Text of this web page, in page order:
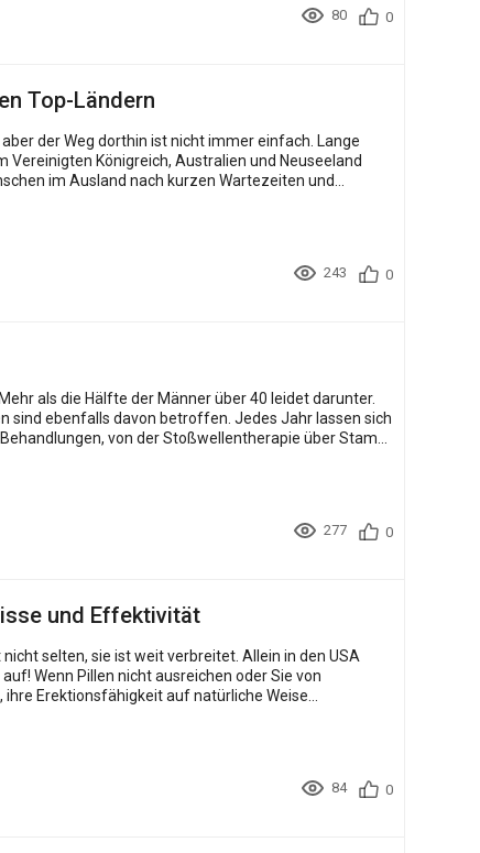
80 0
Top-Ländern
Königreich, Australien und Neuseeland
243 0
als die Hälfte der Männer über 40 leidet darunter.
betroffen. Jedes Jahr lassen sich
von der Stoßwellentherapie über Stam...
277 0
und Effektivität
ist weit verbreitet. Allein in den USA
Wenn Pillen nicht ausreichen oder Sie von
84 0